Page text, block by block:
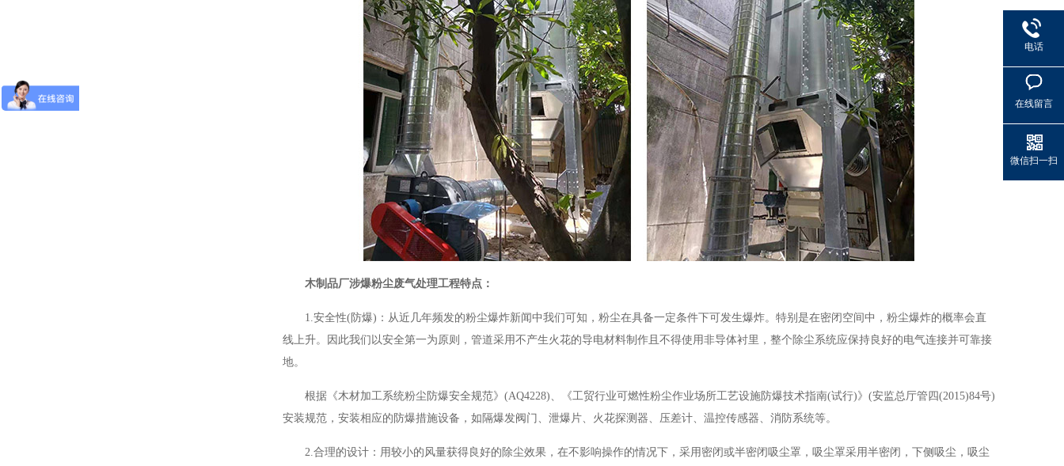
木制品厂涉爆粉尘废气处理工程特点：
1.安全性(防爆)：从近几年频发的粉尘爆炸新闻中我们可知，粉尘在具备一定条件下可发生爆炸。特别是在密闭空间中，粉尘爆炸的概率会直
线上升。因此我们以安全第一为原则，管道采用不产生火花的导电材料制作且不得使用非导体衬里，整个除尘系统应保持良好的电气连接并可靠接
地。
根据《木材加工系统粉尘防爆安全规范》(AQ4228)、《工贸行业可燃性粉尘作业场所工艺设施防爆技术指南(试行)》(安监总厅管四(2015)84号)
安装规范，安装相应的防爆措施设备，如隔爆发阀门、泄爆片、火花探测器、压差计、温控传感器、消防系统等。
2.合理的设计：用较小的风量获得良好的除尘效果，在不影响操作的情况下，采用密闭或半密闭吸尘罩，吸尘罩采用半密闭，下侧吸尘，吸尘
电话
在线留言
微信扫一扫